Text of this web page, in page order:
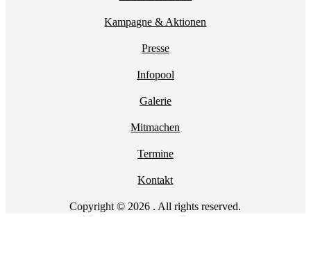
Kampagne & Aktionen
Presse
Infopool
Galerie
Mitmachen
Termine
Kontakt
Copyright © 2026 . All rights reserved.